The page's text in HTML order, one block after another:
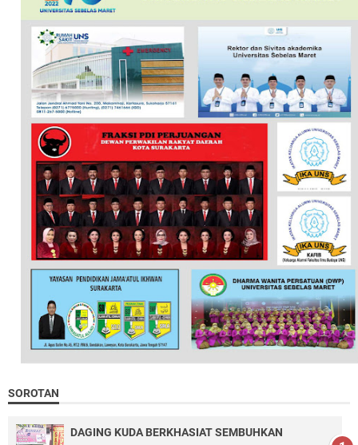
SOROTAN
DAGING KUDA BERKHASIAT SEMBUHKAN